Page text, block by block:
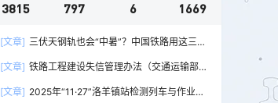
3815 797 6 1669
[文章] 三伏天钢轨也会“中暑”？中国铁路用这三招
[文章] 铁路工程建设失信管理办法（交通运输部
[文章] 2025年“11·27”洛羊镇站检测列车与作业人